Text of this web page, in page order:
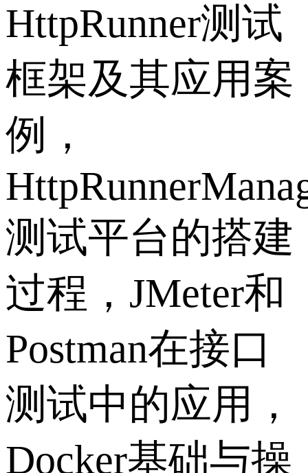
HttpRunner测试
框架及其应用案
例，
测试平台的搭建
过程，JMeter和
Postman在接口
测试中的应用，
Docker基础与操